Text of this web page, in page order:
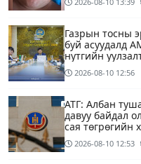
Газрын тосны
буй асуудалд
нутгийн
2026-08-10 12:56
АТГ: Албан
давуу байдал
сая төгрөгийн
прокурорт
2026-08-10 12:53